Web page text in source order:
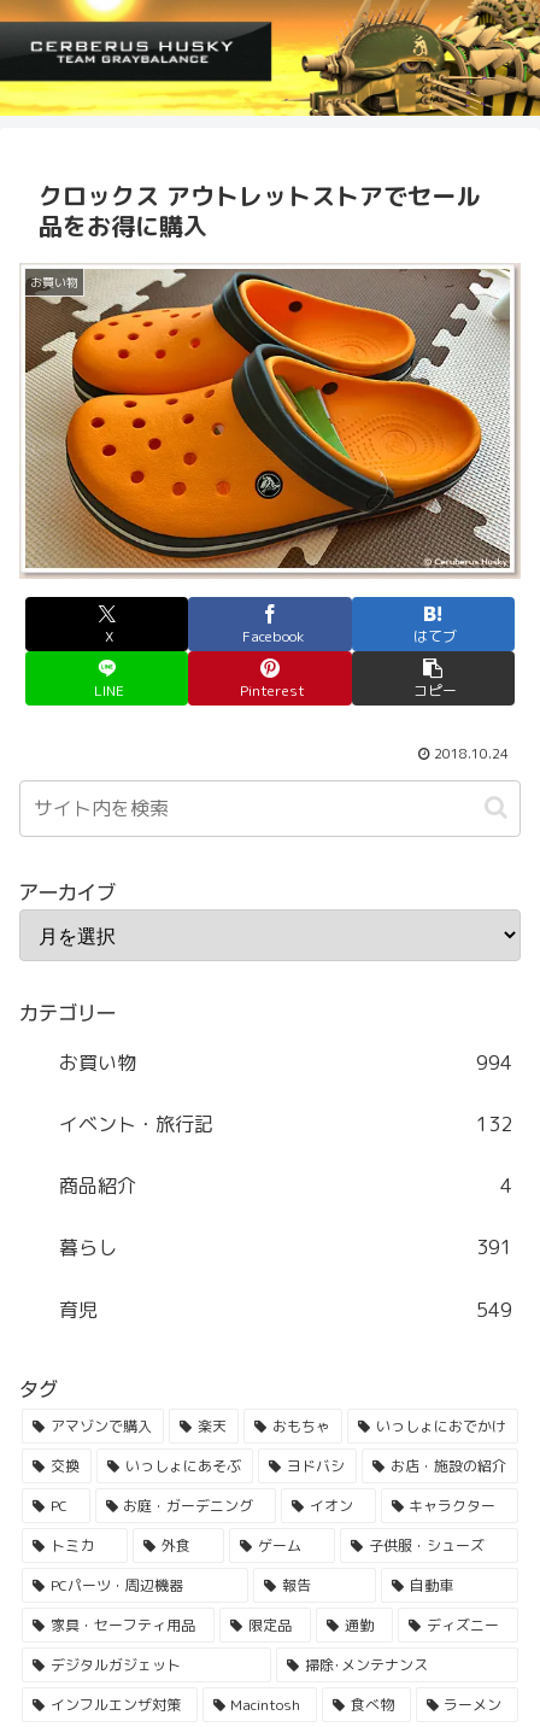
クロックス アウトレットストアでセール
品をお得に購入
お買い物
X Facebook はてブ
LINE Pinterest コピー
2018.10.24
アーカイブ
カテゴリー
お買い物 994
イベント・旅行記 132
商品紹介 4
暮らし 391
育児 549
タグ
アマゾンで購入 楽天 おもちゃ
いっしょにおでかけ
交換
いっしょにあそぶ ヨドバシ
お店・施設の紹介
PC
お庭・ガーデニング イオン
キャラクター
トミカ
外食 ゲーム
子供服・シューズ
PCパーツ・周辺機器
報告
自動車
家具・セーフティ用品
限定品 通勤
ディズニー
デジタルガジェット
掃除･メンテナンス
インフルエンザ対策
Macintosh 食べ物
ラーメン